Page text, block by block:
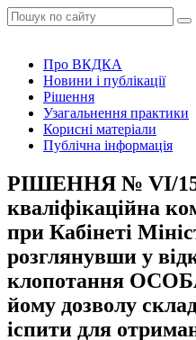
Про ВКДКА
Новини і публікації
Рішення
Узагальнення практики
Корисні матеріали
Публічна інформація
РІШЕННЯ № VІ/
кваліфікаційна
при Кабінеті
розглянувши у
клопотання
йому дозволу
іспити для